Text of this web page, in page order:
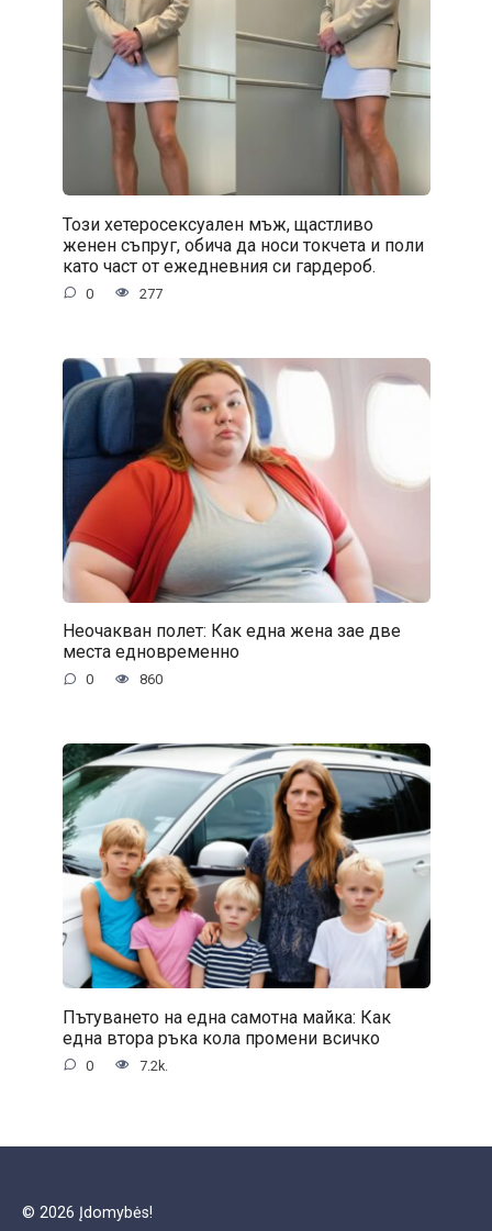
Този хетеросексуален мъж, щастливо
женен съпруг, обича да носи токчета и поли
като част от ежедневния си гардероб.
0 277
Неочакван полет: Как една жена зае две
места едновременно
0 860
Пътуването на една самотна майка: Как
една втора ръка кола промени всичко
0 7.2k.
© 2026 Įdomybės!